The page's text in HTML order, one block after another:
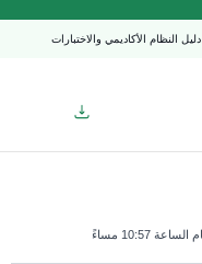
دليل النظام الأكاديمي والاختبارات